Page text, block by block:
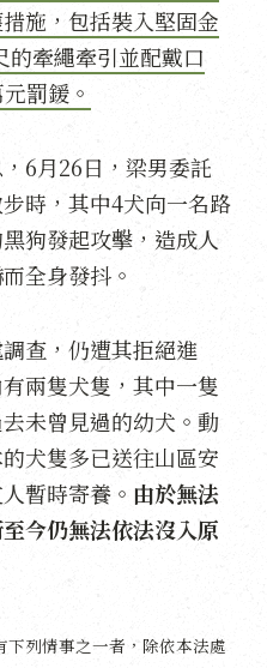
施，包括裝入堅固金
的牽繩牽引並配戴口
罰鍰。
6月26日，梁男委託
時，其中4犬向一名路
狗發起攻擊，造成人
全身發抖。
查，仍遭其拒絕進
兩隻犬隻，其中一隻
未曾見過的幼犬。動
犬隻多已送往山區安
暫時寄養。 由於無法
今仍無法依法沒入原
列情事之一者，除依本法處